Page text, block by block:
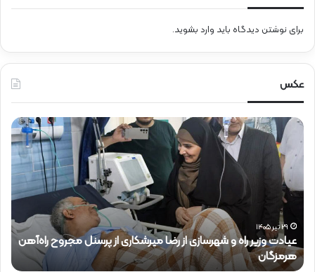
برای نوشتن دیدگاه باید وارد بشوید.
عکس
مجروح راه‌آهن
ح
ض
ر
د
ک
ذ
ا
۱۵ تیر ۱۴۰۵
حضور دکتر ذاکری در موکب شهدای راه‌آهن